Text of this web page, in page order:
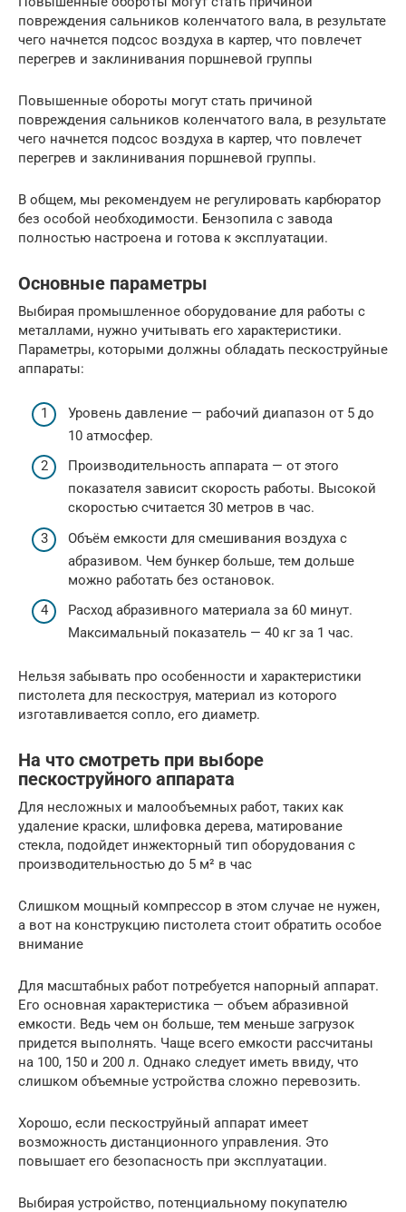
повреждения сальников коленчатого вала, в результате
чего начнется подсос воздуха в картер, что повлечет
перегрев и заклинивания поршневой группы
Повышенные обороты могут стать причиной
повреждения сальников коленчатого вала, в результате
чего начнется подсос воздуха в картер, что повлечет
перегрев и заклинивания поршневой группы.
В общем, мы рекомендуем не регулировать карбюратор
без особой необходимости. Бензопила с завода
полностью настроена и готова к эксплуатации.
Основные параметры
Выбирая промышленное оборудование для работы с
металлами, нужно учитывать его характеристики.
Параметры, которыми должны обладать пескоструйные
аппараты:
Уровень давление — рабочий диапазон от 5 до
10 атмосфер.
Производительность аппарата — от этого
показателя зависит скорость работы. Высокой
скоростью считается 30 метров в час.
Объём емкости для смешивания воздуха с
абразивом. Чем бункер больше, тем дольше
можно работать без остановок.
Расход абразивного материала за 60 минут.
Максимальный показатель — 40 кг за 1 час.
Нельзя забывать про особенности и характеристики
пистолета для пескоструя, материал из которого
изготавливается сопло, его диаметр.
На что смотреть при выборе
пескоструйного аппарата
Для несложных и малообъемных работ, таких как
удаление краски, шлифовка дерева, матирование
стекла, подойдет инжекторный тип оборудования с
производительностью до 5 м² в час
Слишком мощный компрессор в этом случае не нужен,
а вот на конструкцию пистолета стоит обратить особое
внимание
Для масштабных работ потребуется напорный аппарат.
Его основная характеристика — объем абразивной
емкости. Ведь чем он больше, тем меньше загрузок
придется выполнять. Чаще всего емкости рассчитаны
на 100, 150 и 200 л. Однако следует иметь ввиду, что
слишком объемные устройства сложно перевозить.
Хорошо, если пескоструйный аппарат имеет
возможность дистанционного управления. Это
повышает его безопасность при эксплуатации.
Выбирая устройство, потенциальному покупателю